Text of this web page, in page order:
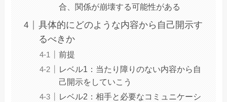
合、関係が崩壊する可能性がある
具体的にどのような内容から自己開示す
るべきか
前提
レベル1：当たり障りのない内容から自
己開示をしていこう
レベル2：相手と必要なコミュニケーシ